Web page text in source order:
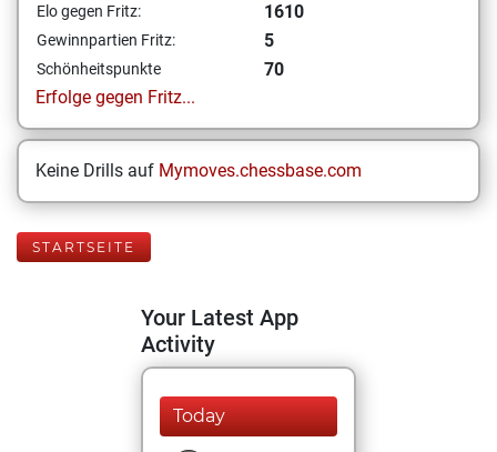
Elo gegen Fritz: 1610
Gewinnpartien Fritz: 5
Schönheitspunkte
70
Erfolge gegen Fritz...
Keine Drills auf Mymoves.chessbase.com
STARTSEITE
Your Latest App
Activity
Today